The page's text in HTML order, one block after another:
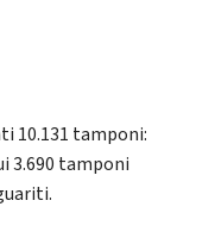
10.131 tamponi:
3.690 tamponi